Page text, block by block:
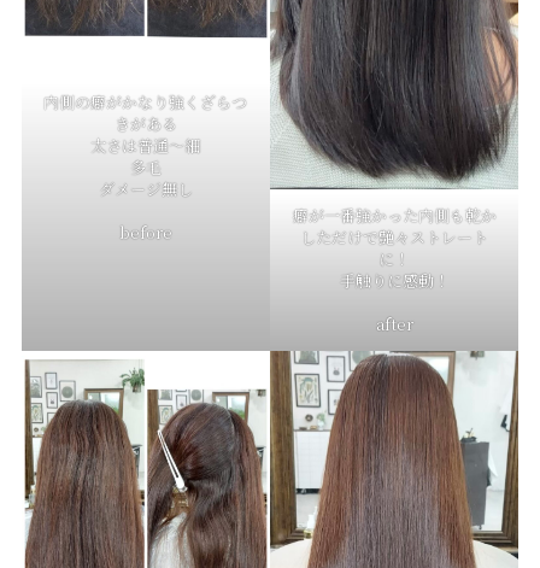
内側の癖がかなり強くざらつ
きがある
太さは普通〜細
多毛
ダメージ無し
before
癖が一番強かった内側も乾か
しただけで艶々ストレート
に！
手触りに感動！
after